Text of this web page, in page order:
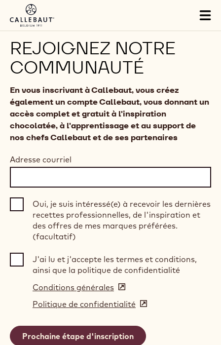
Skip to main content
REJOIGNEZ NOTRE
COMMUNAUTÉ
En vous inscrivant à Callebaut, vous créez
également un compte Callebaut, vous donnant un
accès complet et gratuit à l'inspiration
chocolatée, à l'apprentissage et au support de
nos chefs Callebaut et de ses partenaires
Adresse courriel
Oui, je suis intéressé(e) à recevoir les dernières
recettes professionnelles, de l'inspiration et
des offres de mes marques préférées.
(facultatif)
J'ai lu et j'accepte les termes et conditions,
ainsi que la politique de confidentialité
Conditions générales (opens
in
a
window)
Politique de confidentialité (opens
a
new